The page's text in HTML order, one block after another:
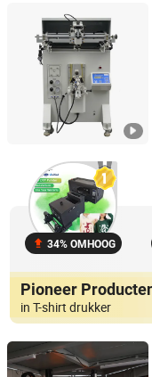
Dongguan Howell
Guangdong, China
34% OMHOOG
Pioneer
in T-shirt drukker
Ningbo Taiji